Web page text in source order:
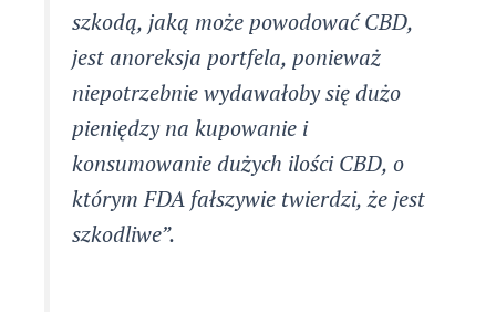
szkodą, jaką może powodować CBD,
jest anoreksja portfela, ponieważ
niepotrzebnie wydawałoby się dużo
pieniędzy na kupowanie i
konsumowanie dużych ilości CBD, o
którym FDA fałszywie twierdzi, że jest
szkodliwe”.